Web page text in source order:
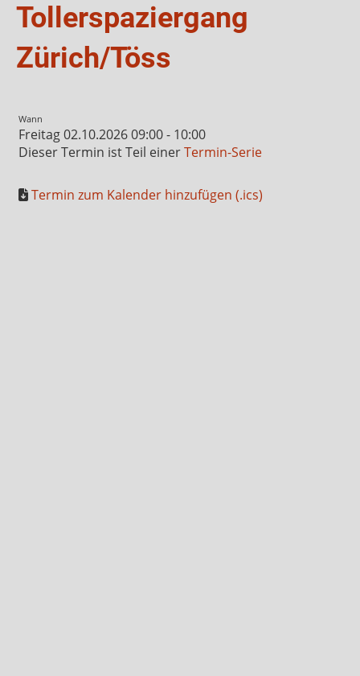
Tollerspaziergang
Zürich/Töss
Wann
Freitag 02.10.2026 09:00 - 10:00
Dieser Termin ist Teil einerTermin-Serie
Termin zum Kalender hinzufügen (.ics)